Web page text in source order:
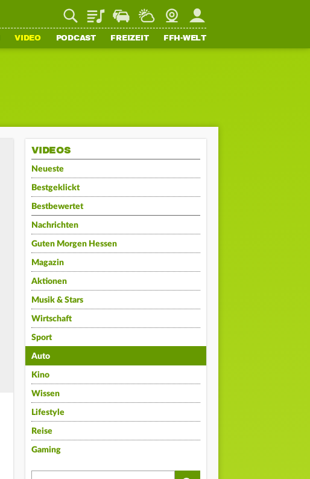
PlaylistStaupilotWetterWebcamMein FFH
VIDEO PODCAST FREIZEIT FFH-WELT
VIDEOS
Neueste
Bestgeklickt
Bestbewertet
Nachrichten
Guten Morgen Hessen
Magazin
Aktionen
Musik & Stars
Wirtschaft
Sport
Auto
Kino
Wissen
Lifestyle
Reise
Gaming